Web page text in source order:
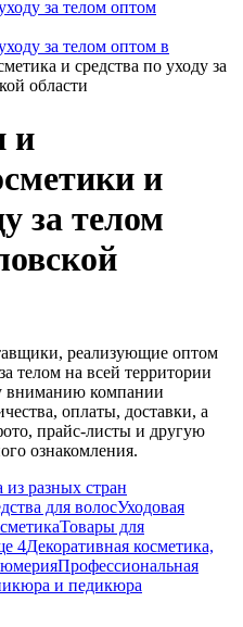
за телом оптом
за телом оптом в
и средства по уходу за
области
и
и
за телом
реализующие оптом
телом на всей территории
вниманию компании
оплаты, доставки, а
прайс-листы и другую
ознакомления.
из разных стран
для волосУходовая
Товары для
4Декоративная косметика,
Профессиональная
и педикюра